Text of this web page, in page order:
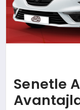
Senetle